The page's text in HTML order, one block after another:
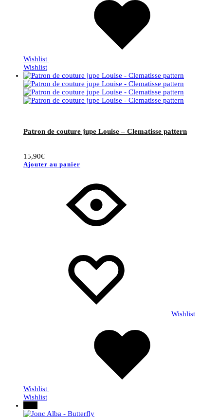
Wishlist
Wishlist
Patron de couture jupe Louise – Clematisse pattern
15,90€
Ajouter au panier
Wishlist
Wishlist
Wishlist